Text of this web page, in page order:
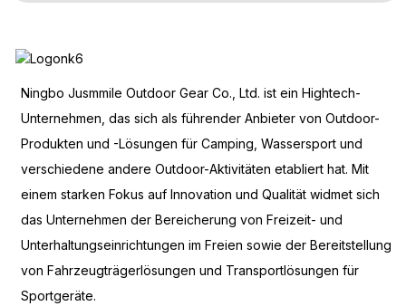
Ningbo Jusmmile Outdoor Gear Co., Ltd. ist ein Hightech-
Unternehmen, das sich als führender Anbieter von Outdoor-
Produkten und -Lösungen für Camping, Wassersport und
verschiedene andere Outdoor-Aktivitäten etabliert hat. Mit
einem starken Fokus auf Innovation und Qualität widmet sich
das Unternehmen der Bereicherung von Freizeit- und
Unterhaltungseinrichtungen im Freien sowie der Bereitstellung
von Fahrzeugträgerlösungen und Transportlösungen für
Sportgeräte.